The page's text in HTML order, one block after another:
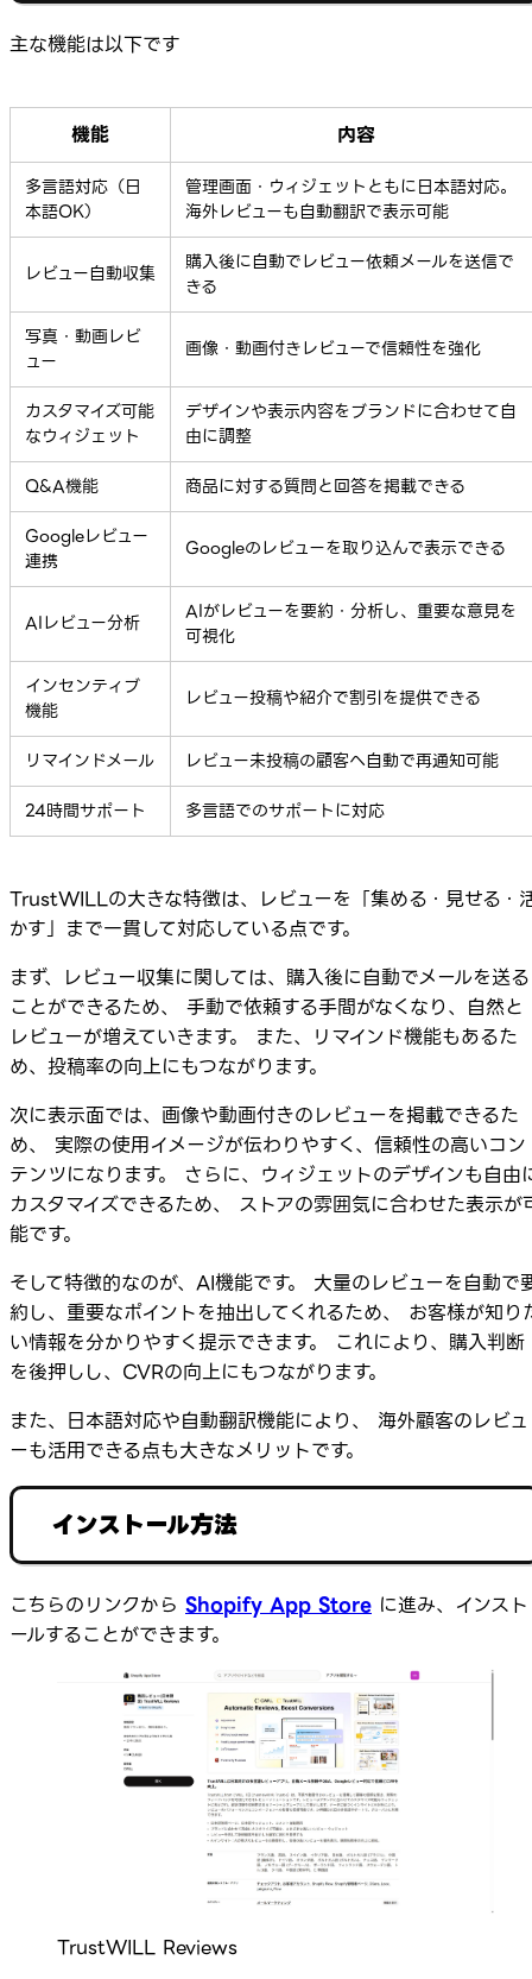
主な機能は以下です
機能 内容
多言語対応（日
本語OK）
管理画面・ウィジェットともに日本語対応。
海外レビューも自動翻訳で表示可能
レビュー自動収集
購入後に自動でレビュー依頼メールを送信で
きる
写真・動画レビ
ュー
画像・動画付きレビューで信頼性を強化
カスタマイズ可能
なウィジェット
デザインや表示内容をブランドに合わせて自
由に調整
Q&A機能
商品に対する質問と回答を掲載できる
Googleレビュー
連携
Googleのレビューを取り込んで表示できる
AIレビュー分析
AIがレビューを要約・分析し、重要な意見を
可視化
インセンティブ
機能
レビュー投稿や紹介で割引を提供できる
リマインドメール
レビュー未投稿の顧客へ自動で再通知可能
24時間サポート
多言語でのサポートに対応
TrustWILLの大きな特徴は、レビューを「集める・見せる・
かす」まで一貫して対応している点です。
まず、レビュー収集に関しては、購入後に自動でメールを送る
ことができるため、 手動で依頼する手間がなくなり、自然と
レビューが増えていきます。 また、リマインド機能もあるた
め、投稿率の向上にもつながります。
次に表示面では、画像や動画付きのレビューを掲載できるた
め、 実際の使用イメージが伝わりやすく、信頼性の高いコン
テンツになります。 さらに、ウィジェットのデザインも自由
カスタマイズできるため、 ストアの雰囲気に合わせた表示が
能です。
そして特徴的なのが、AI機能です。 大量のレビューを自動で
約し、重要なポイントを抽出してくれるため、 お客様が知り
い情報を分かりやすく提示できます。 これにより、購入判断
を後押しし、CVRの向上にもつながります。
また、日本語対応や自動翻訳機能により、 海外顧客のレビュ
ーも活用できる点も大きなメリットです。
インストール方法
こちらのリンクから Shopify App Store に進み、インスト
ールすることができます。
TrustWILL Reviews